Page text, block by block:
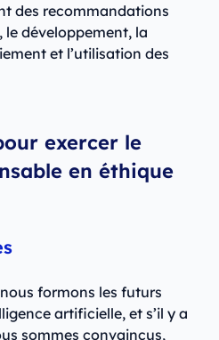
des recommandations
le développement, la
et l’utilisation des
exercer le
en éthique
formons les futurs
artificielle, et s’il y a
sommes convaincus,